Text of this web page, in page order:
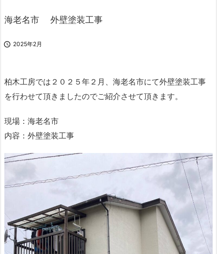
海老名市 外壁塗装工事
 2025年2月
柏木工房では２０２５年２月、海老名市にて外壁塗装工事
を行わせて頂きましたのでご紹介させて頂きます。
現場：海老名市
内容：外壁塗装工事